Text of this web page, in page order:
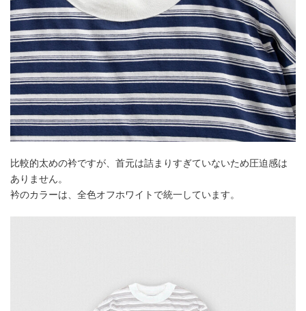
比較的太めの衿ですが、首元は詰まりすぎていないため圧迫感は
ありません。
衿のカラーは、全色オフホワイトで統一しています。